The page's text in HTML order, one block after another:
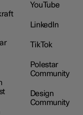
YouTube
LinkedIn
TikTok
Polestar
Community
Design
Community